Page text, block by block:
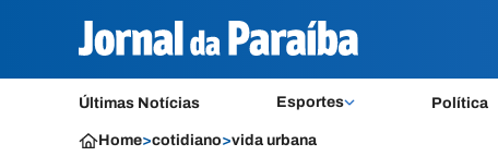
Últimas Notícias Esportes Política
Home>cotidiano>vida urbana